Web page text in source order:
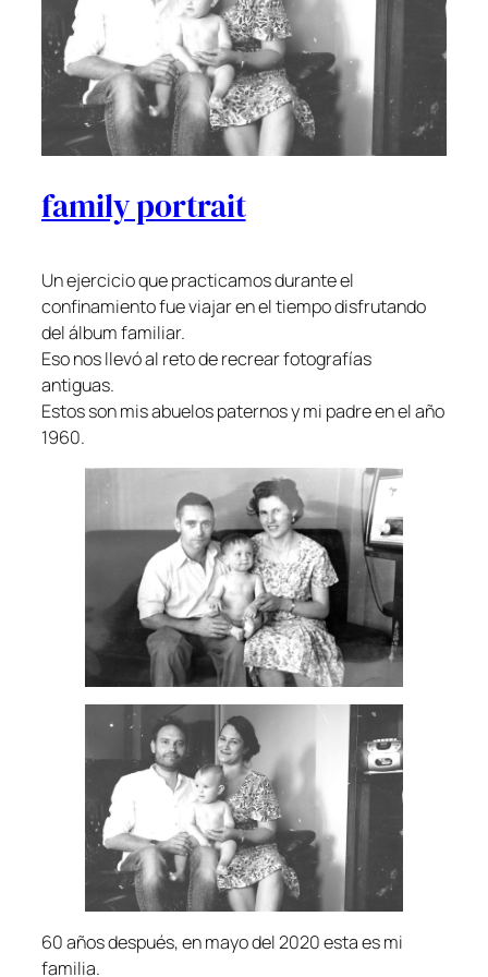
family portrait
Un ejercicio que practicamos durante el
confinamiento fue viajar en el tiempo disfrutando
del álbum familiar.
Eso nos llevó al reto de recrear fotografías
antiguas.
Estos son mis abuelos paternos y mi padre en el año
1960.
60 años después, en mayo del 2020 esta es mi
familia.